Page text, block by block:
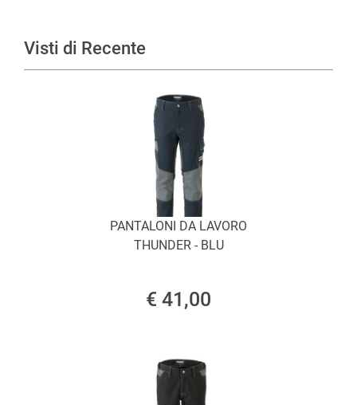
Visti di Recente
PANTALONI DA LAVORO
THUNDER - BLU
€ 41,00